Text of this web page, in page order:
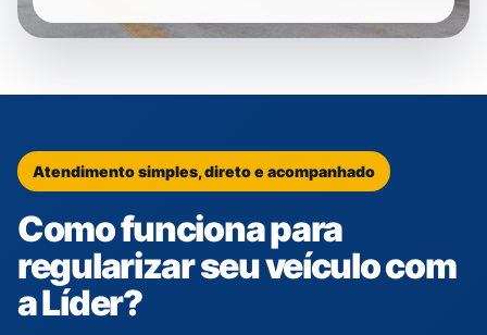
Atendimento simples, direto e acompanhado
Como funciona para
regularizar seu veículo com
a Líder?